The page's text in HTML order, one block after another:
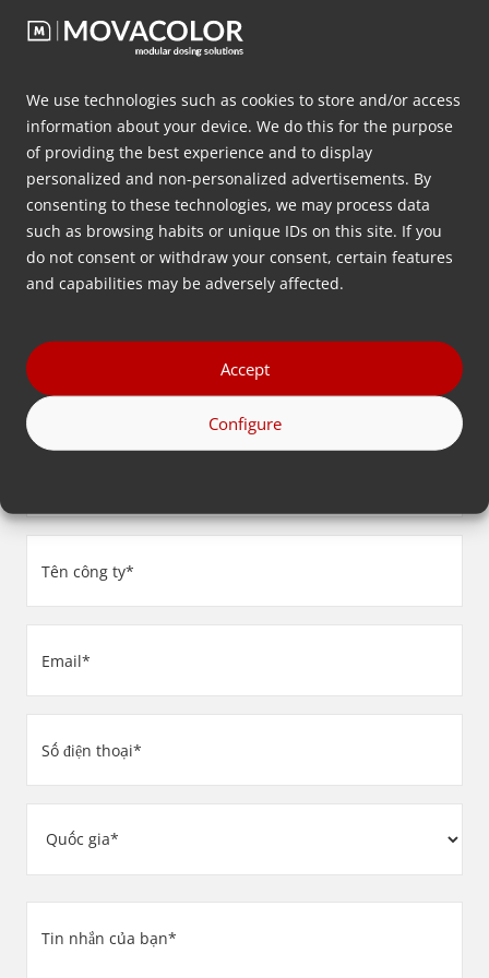
We use technologies such as cookies to store and/or access
information about your device. We do this for the purpose
of providing the best experience and to display
personalized and non-personalized advertisements. By
consenting to these technologies, we may process data
such as browsing habits or unique IDs on this site. If you
do not consent or withdraw your consent, certain features
and capabilities may be adversely affected.
Accept
Configure
Bạn có muốntư vấn miễn phí
về cấu hình định lượng nào là
tốt nhất cho ứng dụng của bạn
không?
Để lại thông tin liên hệ của bạn bên dưới và chúng tôi
Tên
đầu
tiên
công
ty
(Required)
điện
thoại
chỉ
nhắn